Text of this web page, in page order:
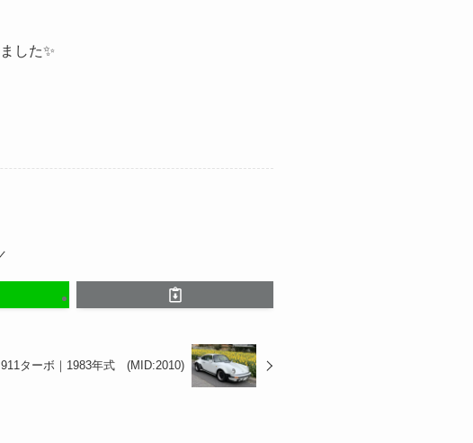
した✨
ターボ｜1983年式 (MID:2010)